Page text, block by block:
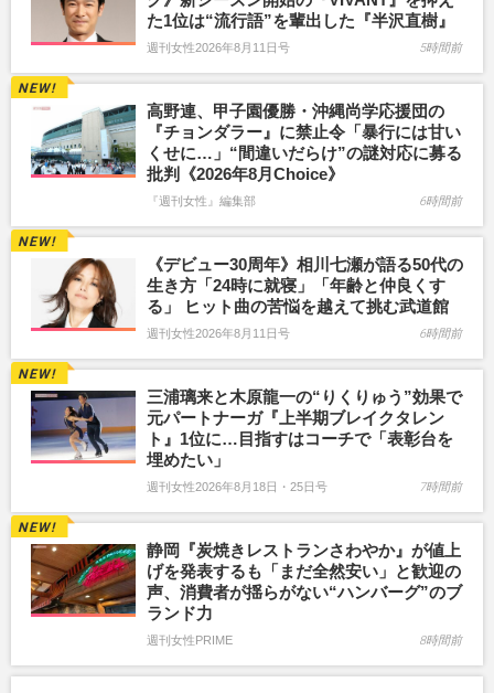
た1位は“流行語”を輩出した『半沢直樹』
週刊女性2026年8月11日号 5時間前
高野連、甲子園優勝・沖縄尚学応援団の
『チョンダラー』に禁止令「暴行には甘い
くせに…」“間違いだらけ”の謎対応に募る
批判《2026年8月Choice》
『週刊女性』編集部 6時間前
《デビュー30周年》相川七瀬が語る50代の
生き方「24時に就寝」「年齢と仲良くす
る」 ヒット曲の苦悩を越えて挑む武道館
週刊女性2026年8月11日号 6時間前
三浦璃来と木原龍一の“りくりゅう”効果で
元パートナーガ『上半期ブレイクタレン
ト』1位に…目指すはコーチで「表彰台を
埋めたい」
週刊女性2026年8月18日・25日号 7時間前
静岡『炭焼きレストランさわやか』が値上
げを発表するも「まだ全然安い」と歓迎の
声、消費者が揺らがない“ハンバーグ”のブ
ランド力
週刊女性PRIME 8時間前